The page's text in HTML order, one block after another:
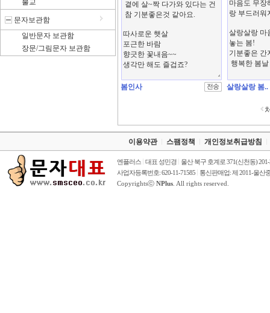
불교
문자보관함
일반문자 보관함
장문/그림문자 보관함
봄인사 살랑살랑 봄..
이용약관 스팸정책 개인정보취급방침
엔플러스 대표 성민경
울산 북구 호계로 371(신천동)
사업자등록번호: 620-11-71585
통신판매업: 제 2011-울산
Copyrightsⓒ NPlus . All rights reserved.